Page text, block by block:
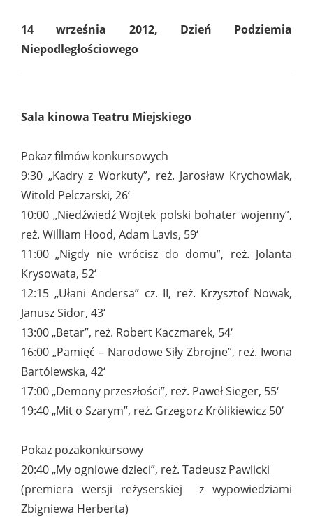
14 września 2012, Dzień Podziemia
Niepodległościowego
Sala kinowa Teatru Miejskiego
Pokaz filmów konkursowych
9:30 „Kadry z Workuty”, reż. Jarosław Krychowiak,
Witold Pelczarski, 26‘
10:00 „Niedźwiedź Wojtek polski bohater wojenny”,
reż. William Hood, Adam Lavis, 59‘
11:00 „Nigdy nie wrócisz do domu”, reż. Jolanta
Krysowata, 52‘
12:15 „Ułani Andersa” cz. II, reż. Krzysztof Nowak,
Janusz Sidor, 43‘
13:00 „Betar”, reż. Robert Kaczmarek, 54‘
16:00 „Pamięć – Narodowe Siły Zbrojne”, reż. Iwona
Bartólewska, 42‘
17:00 „Demony przeszłości”, reż. Paweł Sieger, 55‘
19:40 „Mit o Szarym”, reż. Grzegorz Królikiewicz 50‘
Pokaz pozakonkursowy
20:40 „My ogniowe dzieci”, reż. Tadeusz Pawlicki
(premiera wersji reżyserskiej z wypowiedziami
Zbigniewa Herberta)